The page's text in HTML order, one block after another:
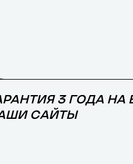
3 ГОДА НА
САЙТЫ